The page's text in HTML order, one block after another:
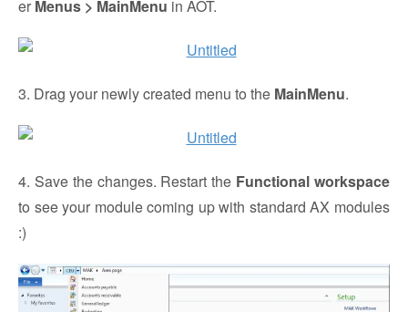
er Menus > MainMenu in AOT.
3. Drag your newly created menu to the MainMenu.
4. Save the changes. Restart the Functional workspace
to see your module coming up with standard AX modules
:)